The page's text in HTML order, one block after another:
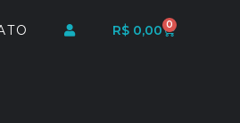
R$ 0,00 0